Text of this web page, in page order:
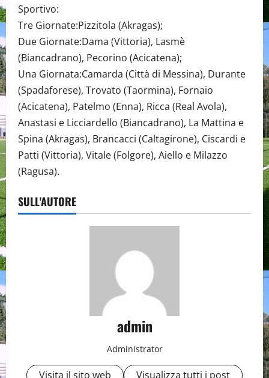
Sportivo:
Tre Giornate:Pizzitola (Akragas);
Due Giornate:Dama (Vittoria), Lasmè
(Biancadrano), Pecorino (Acicatena);
Una Giornata:Camarda (Città di Messina), Durante
(Spadaforese), Trovato (Taormina), Fornaio
(Acicatena), Patelmo (Enna), Ricca (Real Avola),
Anastasi e Licciardello (Biancadrano), La Mattina e
Spina (Akragas), Brancacci (Caltagirone), Ciscardi e
Patti (Vittoria), Vitale (Folgore), Aiello e Milazzo
(Ragusa).
SULL'AUTORE
admin
Administrator
Visita il sito web Visualizza tutti i post